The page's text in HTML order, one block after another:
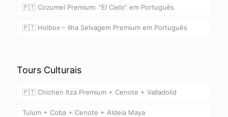
🇵🇹 Cozumel Premium: “El Cielo” em Português
🇵🇹 Holbox – Ilha Selvagem Premium em Português
Tours Culturais
🇵🇹 Chichen Itza Premium + Cenote + Valladolid
Tulum + Coba + Cenote + Aldeia Maya